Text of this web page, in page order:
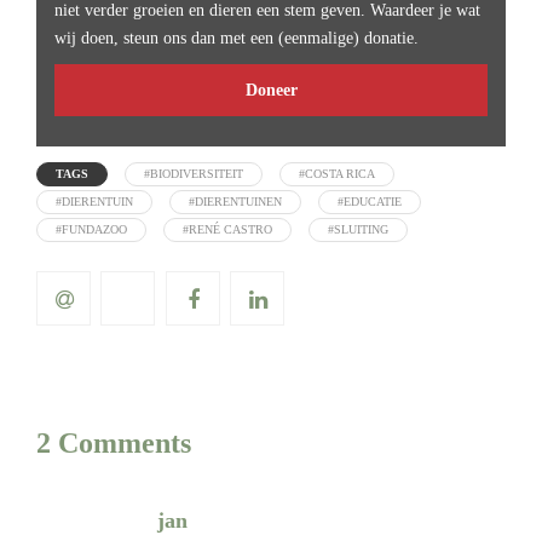
niet verder groeien en dieren een stem geven. Waardeer je wat
wij doen, steun ons dan met een (eenmalige) donatie.
Doneer
TAGS #BIODIVERSITEIT #COSTA RICA
#DIERENTUIN #DIERENTUINEN #EDUCATIE
#FUNDAZOO #RENÉ CASTRO #SLUITING
2 Comments
jan